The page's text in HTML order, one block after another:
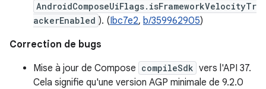
AndroidComposeUiFlags.isFrameworkVelocityTr
ackerEnabled ). (Ibc7e2, b/359962905)
Correction de bugs
Mise à jour de Compose compileSdk vers l'API 37.
Cela signifie qu'une version AGP minimale de 9.2.0